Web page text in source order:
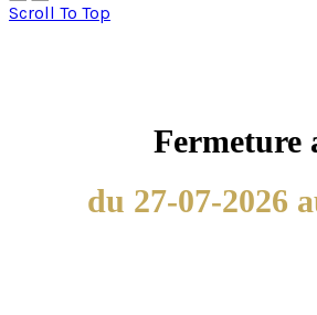
Scroll To Top
Fermeture
du 27-07-2026